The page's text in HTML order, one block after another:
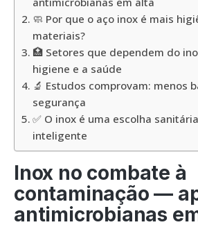
🧼 Por que o aço inox é mais
materiais?
🏥 Setores que dependem do
higiene e a saúde
🔬 Estudos comprovam: menos
segurança
✅ O inox é uma escolha
inteligente
Inox no combate à
contaminação —
antimicrobianas